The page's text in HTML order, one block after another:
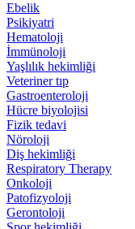
Ebelik
Psikiyatri
Hematoloji
İmmünoloji
Yaşlılık hekimliği
Veteriner tıp
Gastroenteroloji
Hücre biyolojisi
Fizik tedavi
Nöroloji
Diş hekimliği
Respiratory Therapy
Onkoloji
Patofizyoloji
Gerontoloji